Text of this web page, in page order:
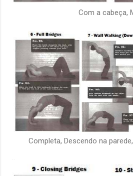
Com a cabeça,
Completa, Descendo na